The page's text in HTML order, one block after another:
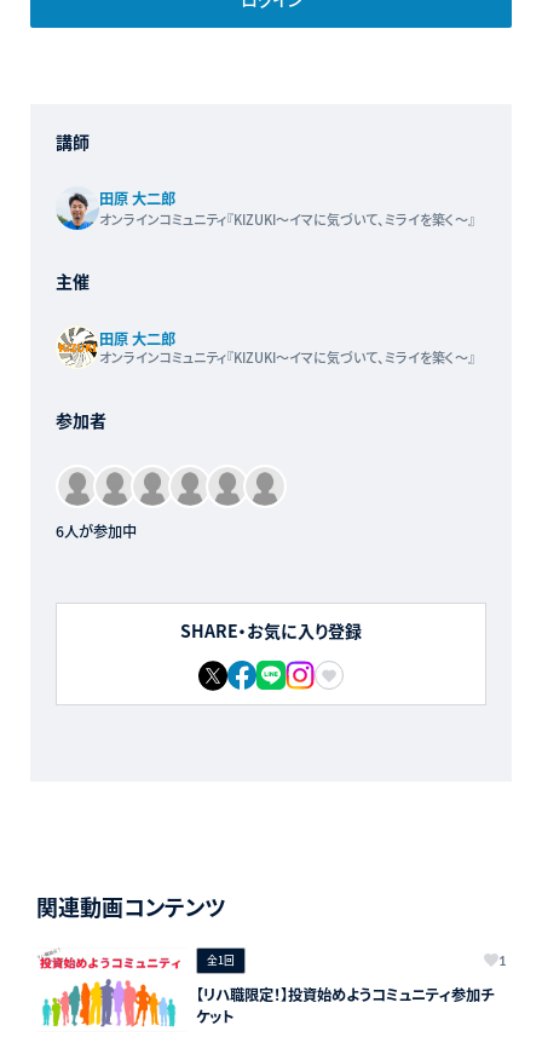
講師
田原 大二郎
オンラインコミュニティ『KIZUKI〜イマに気づいて、ミライを築く〜』
主催
田原 大二郎
オンラインコミュニティ『KIZUKI〜イマに気づいて、ミライを築く〜』
参加者
6人が参加中
SHARE・お気に入り登録
関連動画コンテンツ
全1回 1
【リハ職限定！】投資始めようコミュニティ参加チ
ケット